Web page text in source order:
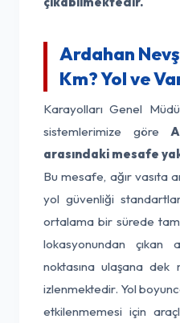
Ardahan
Km? Yol ve
Karayolları Genel
sistemlerimize göre
arasındaki mesafe
Bu mesafe, ağır vasıta
yol güvenliği
ortalama bir sürede
lokasyonundan çıkan
noktasına ulaşana
izlenmektedir. Yol
etkilenmemesi için